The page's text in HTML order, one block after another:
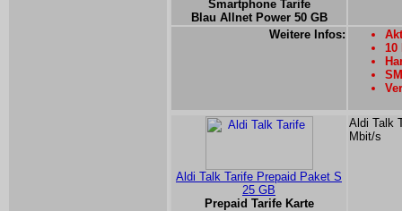
Smartphone Tarife
Blau Allnet Power 50 GB
Weitere Infos:
10
Aldi Talk Tarife Prepaid Paket S
25 GB
Prepaid Tarife Karte
Aldi Talk
Mbit/s